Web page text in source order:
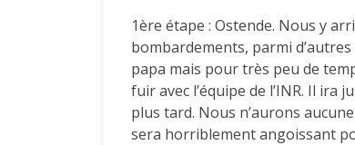
1ère étape : Ostende. Nous y
bombardements, parmi
papa mais pour très peu de
fuir avec l’équipe de l’INR. Il ira
plus tard. Nous n’aurons
sera horriblement angoissant